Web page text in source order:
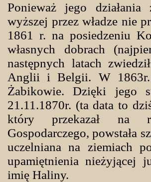
Ponieważ jego działania
wyższej przez władze nie
1861 r. na posiedzeniu
własnych dobrach
następnych latach
Anglii i Belgii. W 1863r.
Żabikowie. Dzięki jego
21.11.1870r. (ta data to
który przekazał na
Gospodarczego, powstała
uczelniana na ziemiach
upamiętnienia nieżyjącej
imię Haliny.